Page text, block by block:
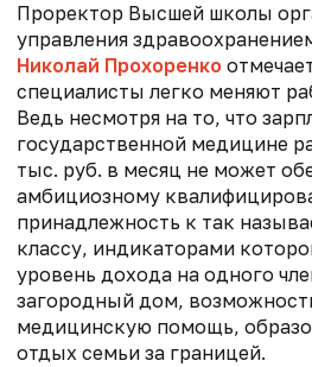
Проректор Высшей школы
управления
Николай Прохоренко
специалисты легко меняют
Ведь несмотря на то, что
государственной медицине
тыс. руб. в месяц не может
амбициозному
принадлежность к так
классу, индикаторами
уровень дохода на одного
загородный дом,
медицинскую помощь,
отдых семьи за границей.